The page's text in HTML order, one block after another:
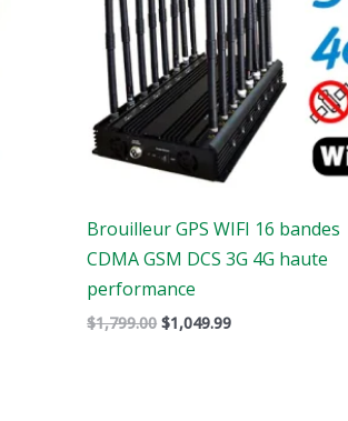
Brouilleur GPS WIFI 16 bandes
CDMA GSM DCS 3G 4G haute
performance
$1,799.00 $1,049.99